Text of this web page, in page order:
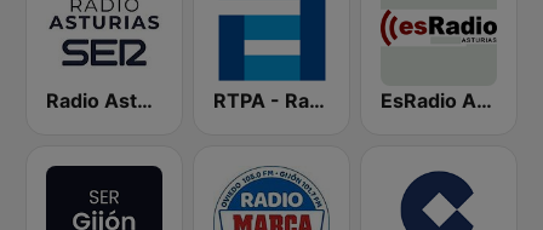
Radio Asturias SER RTPA - RadioTelevisión del Principado de Asturias EsRadio Asturias